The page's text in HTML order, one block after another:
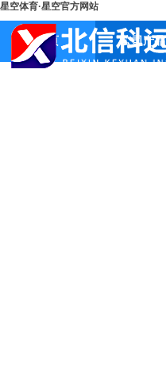
星空体育·星空官方网站
首页 公司产品